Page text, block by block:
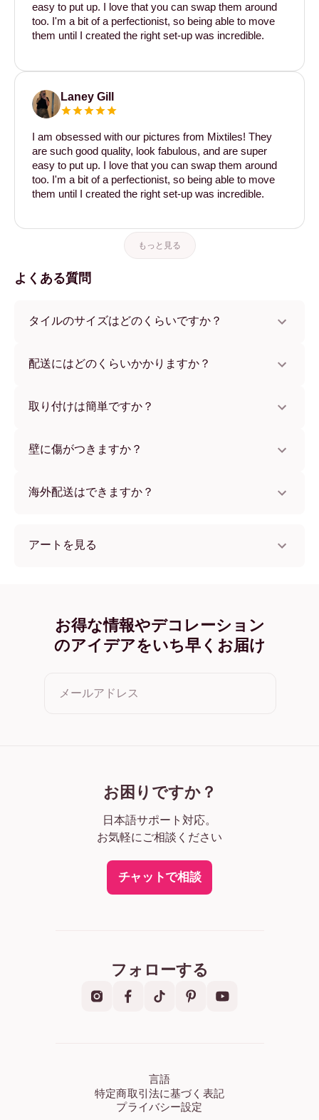
easy to put up. I love that you can swap them around
too. I'm a bit of a perfectionist, so being able to move
them until I created the right set-up was incredible.
Laney Gill
I am obsessed with our pictures from Mixtiles! They
are such good quality, look fabulous, and are super
easy to put up. I love that you can swap them around
too. I'm a bit of a perfectionist, so being able to move
them until I created the right set-up was incredible.
もっと見る
よくある質問
タイルのサイズはどのくらいですか？
フレームカラーからお選びいただけます。
配送にはどのくらいかかりますか？
用いただけます。ご注文後、追跡番号をお知らせします。
取り付けは簡単ですか？
をつけないため、賃貸のお部屋でも安心してお使いいただ
壁に傷がつきますか？
海外配送はできますか？
アートを見る
collectionSeasonal (3) オーク
collectionSeasonal (3) ワイド ブラック
collectionSeasonal (3) ワイド ホワイト
お得な情報やデコレーション
のアイデアをいち早くお届け
メールアドレス
お困りですか？
日本語サポート対応。
お気軽にご相談ください
チャットで相談
フォローする
言語
特定商取引法に基づく表記
プライバシー設定